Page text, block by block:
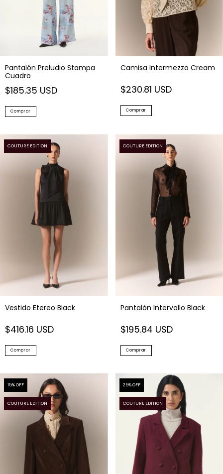
Pantalón Preludio Stampa
Cuadro
$185.35 USD
Comprar
Camisa Intermezzo Cream
$230.81 USD
Comprar
COUTURE EDITION
Vestido Etereo Black
$416.16 USD
Comprar
COUTURE EDITION
Pantalón Intervallo Black
$195.84 USD
Comprar
15% OFF
COUTURE EDITION
25% OFF
COUTURE EDITION